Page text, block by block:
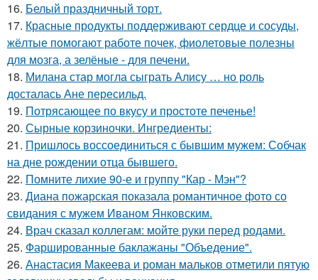
16. Белый праздничный торт.
17. Красные продукты поддерживают сердце и сосуды,
жёлтые помогают работе почек, фиолетовые полезны
для мозга, а зелёные - для печени.
18. Милана стар могла сыграть Алису … но роль
досталась Ане пересильд.
19. Потрясающее по вкусу и простоте печенье!
20. Сырные корзиночки. Ингредиенты:
21. Пришлось воссоединиться с бывшим мужем: Собчак
на дне рождении отца бывшего.
22. Помните лихие 90-е и группу "Кар - Мэн"?
23. Диана пожарская показала романтичное фото со
свидания с мужем Иваном Янковским.
24. Врач сказал коллегам: мойте руки перед родами.
25. Фаршированные баклажаны "Объедение".
26. Анастасия Макеева и роман мальков отметили пятую